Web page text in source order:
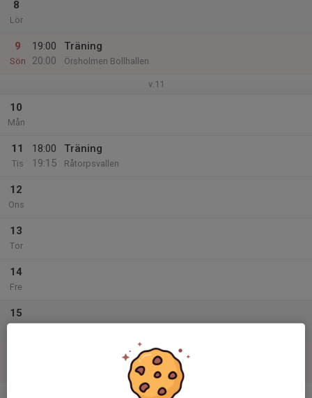
8
Lör
9
Sön
19:00
20:00
Träning
Örsholmen Bollhallen
v.11
10
Mån
11
Tis
18:00
19:15
Träning
Råtorpsvallen
12
Ons
13
Tor
14
Fre
15
Örsholmen Bollhallen
v.12